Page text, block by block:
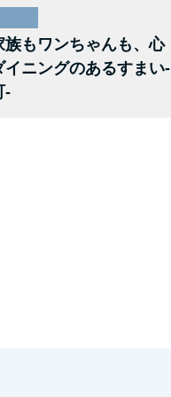
族もワンちゃんも、心
ニングのあるすまい-
-